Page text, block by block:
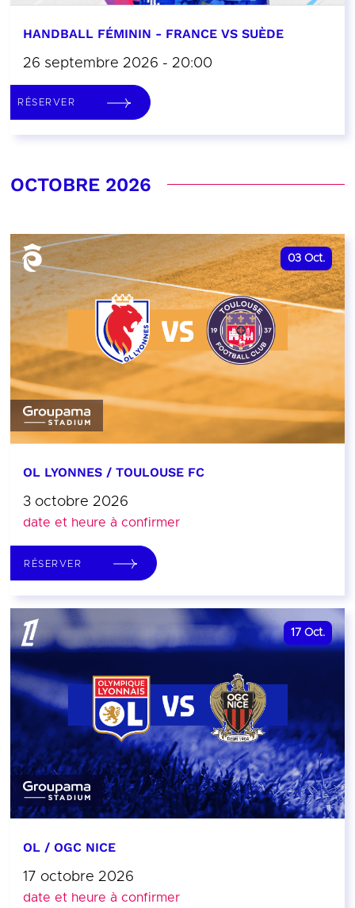
HANDBALL FÉMININ - FRANCE VS SUÈDE
26 septembre 2026 - 20:00
RÉSERVER
OCTOBRE 2026
03 Oct.
OL LYONNES / TOULOUSE FC
3 octobre 2026
date et heure à confirmer
RÉSERVER
17 Oct.
OL / OGC NICE
17 octobre 2026
date et heure à confirmer